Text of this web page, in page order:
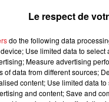
aussi un expert
fournir une très
année, il est
les accessits.
qu'une fois dans
nouvelle fois à
Le respect de
do the following data
Use limited data to
Measure advertising
of data from different sources;
content; Use limited data
and content; Save and